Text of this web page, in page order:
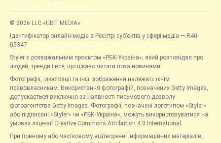
© 2026 LLC «UBT MEDIA»
Ідентифікатор онлайн-медіа в Реєстрі суб’єктів у сфері медіа — R40-
05347
Styler є розважальним проєктом «РБК-Україна», який розповідає про
людей, тренди і все, що цікаво читати поза новинами.
Фотографії, ілюстрації та інші зображення належать їхнім
правовласникам. Використання фотографій, позначених Getty Images,
допускається виключно за наявності письмового дозволу
фотоагентства Getty Images. Фотографії, позначені логотипом «Styler»
або підписані «Styler» чи «РБК-Україна», можуть використовуватися на
умовах ліцензії Creative Commons Attribution 4.0 International.
При повному або частковому відтворенні інформаційних матеріалів,